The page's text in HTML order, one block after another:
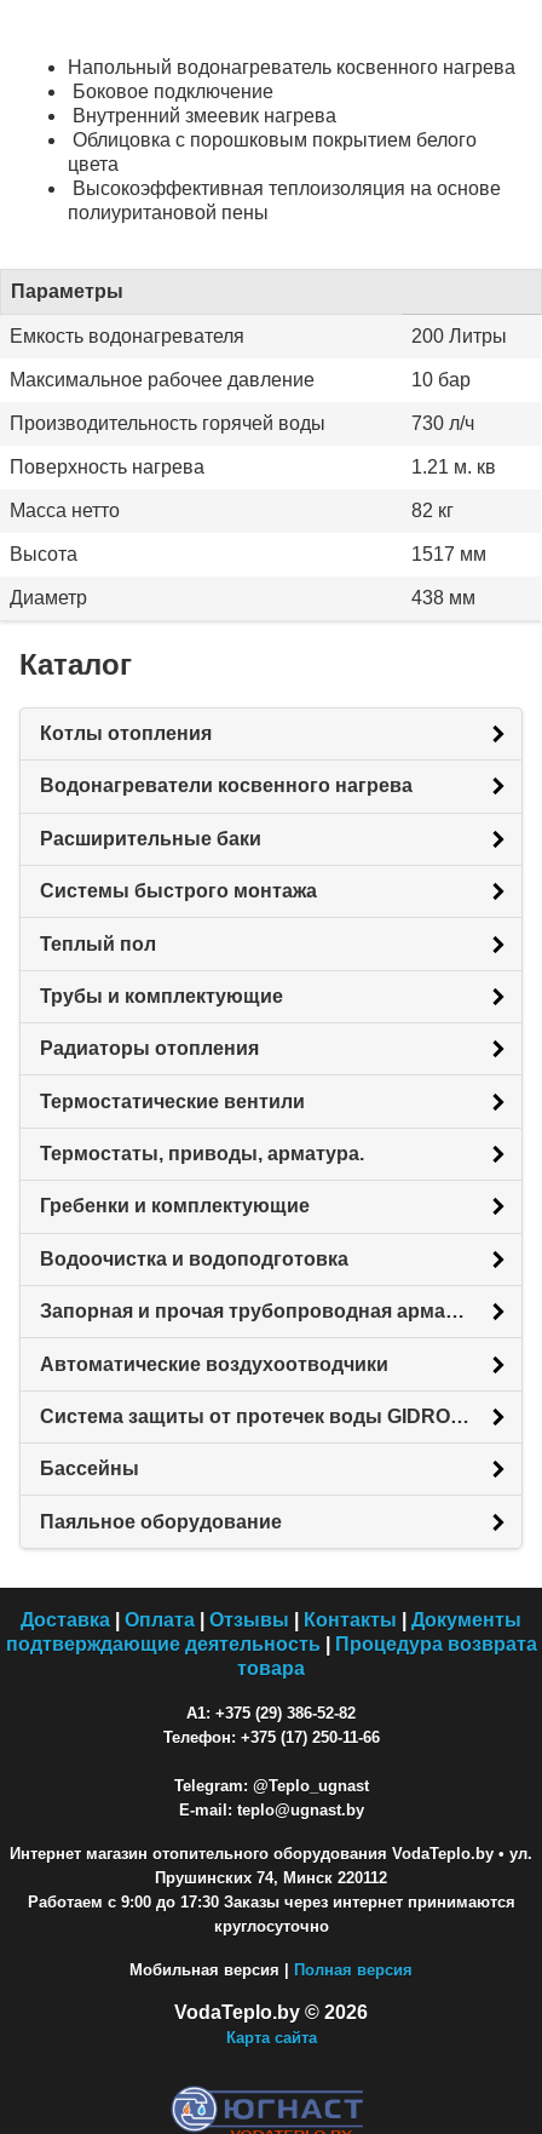
Напольный водонагреватель косвенного нагрева
Боковое подключение
Внутренний змеевик нагрева
Облицовка с порошковым покрытием белого
цвета
Высокоэффективная теплоизоляция на основе
полиуритановой пены
Параметры
Емкость водонагревателя 200 Литры
Максимальное рабочее давление 10 бар
Производительность горячей воды 730 л/ч
Поверхность нагрева 1.21 м. кв
Масса нетто 82 кг
Высота 1517 мм
Диаметр 438 мм
Каталог
Котлы отопления
Водонагреватели косвенного нагрева
Расширительные баки
Системы быстрого монтажа
Теплый пол
Трубы и комплектующие
Радиаторы отопления
Термостатические вентили
Термостаты, приводы, арматура.
Гребенки и комплектующие
Водоочистка и водоподготовка
Запорная и прочая трубопроводная арматура
Автоматические воздухоотводчики
Система защиты от протечек воды GIDROLOCK
Бассейны
Паяльное оборудование
Доставка Оплата Отзывы Контакты
Документы
подтверждающие деятельность
Процедура возврата
товара
A1: +375 (29) 386-52-82
Телефон: +375 (17) 250-11-66
Telegram: @Teplo_ugnast
E-mail: teplo@ugnast.by
Интернет магазин отопительного оборудования VodaTeplo.by • ул.
Прушинских 74, Минск 220112
Работаем с 9:00 до 17:30 Заказы через интернет принимаются
круглосуточно
Мобильная версия | Полная версия
VodaTeplo.by © 2026
Карта сайта